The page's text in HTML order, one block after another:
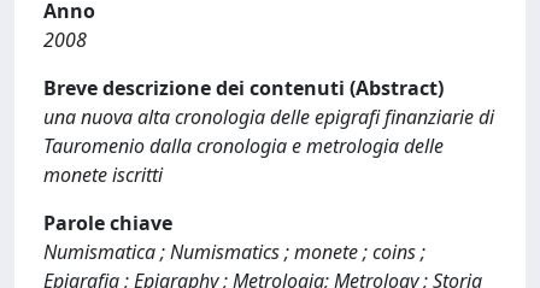
Anno
2008
Breve descrizione dei contenuti (Abstract)
una nuova alta cronologia delle epigrafi finanziarie di
Tauromenio dalla cronologia e metrologia delle
monete iscritti
Parole chiave
Numismatica ; Numismatics ; monete ; coins ;
Epigrafia ; Epigraphy ; Metrologia; Metrology ; Storia